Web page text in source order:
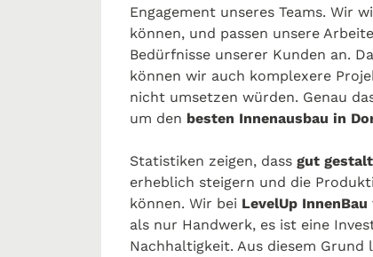
Engagement unseres Teams. Wir
können, und passen unsere
Bedürfnisse unserer Kunden an.
können wir auch komplexere
nicht umsetzen würden. Genau
um den besten Innenausbau in
Statistiken zeigen, dass gut
erheblich steigern und die
können. Wir bei LevelUp InnenBau
als nur Handwerk, es ist eine
Nachhaltigkeit. Aus diesem Grund